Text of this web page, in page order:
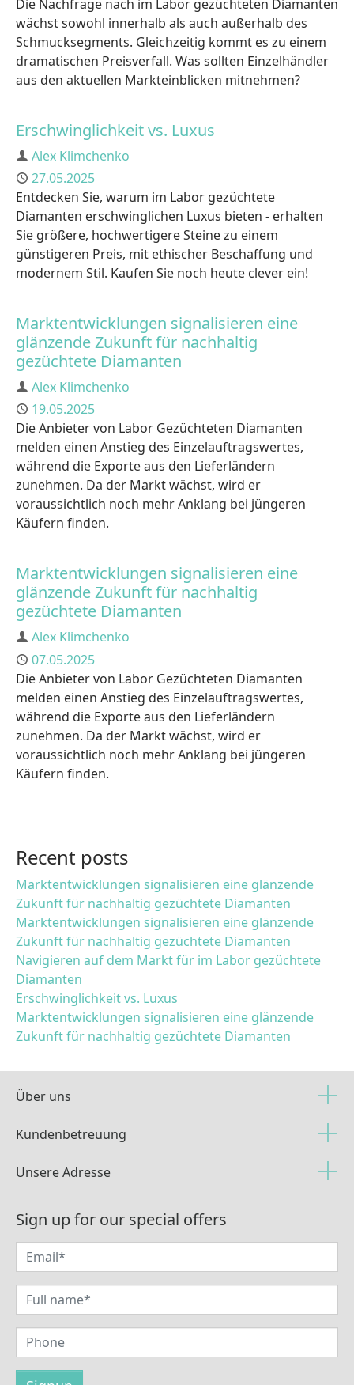
Die Nachfrage nach im Labor gezüchteten Diamanten
wächst sowohl innerhalb als auch außerhalb des
Schmucksegments. Gleichzeitig kommt es zu einem
dramatischen Preisverfall. Was sollten Einzelhändler
aus den aktuellen Markteinblicken mitnehmen?
Erschwinglichkeit vs. Luxus
Author
Alex Klimchenko
Published
27.05.2025
Entdecken Sie, warum im Labor gezüchtete
Diamanten erschwinglichen Luxus bieten - erhalten
Sie größere, hochwertigere Steine zu einem
günstigeren Preis, mit ethischer Beschaffung und
modernem Stil. Kaufen Sie noch heute clever ein!
Marktentwicklungen signalisieren eine
glänzende Zukunft für nachhaltig
gezüchtete Diamanten
Author
Alex Klimchenko
Published
19.05.2025
Die Anbieter von Labor Gezüchteten Diamanten
melden einen Anstieg des Einzelauftragswertes,
während die Exporte aus den Lieferländern
zunehmen. Da der Markt wächst, wird er
voraussichtlich noch mehr Anklang bei jüngeren
Käufern finden.
Marktentwicklungen signalisieren eine
glänzende Zukunft für nachhaltig
gezüchtete Diamanten
Author
Alex Klimchenko
Published
07.05.2025
Die Anbieter von Labor Gezüchteten Diamanten
melden einen Anstieg des Einzelauftragswertes,
während die Exporte aus den Lieferländern
zunehmen. Da der Markt wächst, wird er
voraussichtlich noch mehr Anklang bei jüngeren
Käufern finden.
Recent posts
Marktentwicklungen signalisieren eine glänzende
Zukunft für nachhaltig gezüchtete Diamanten
Marktentwicklungen signalisieren eine glänzende
Zukunft für nachhaltig gezüchtete Diamanten
Navigieren auf dem Markt für im Labor gezüchtete
Diamanten
Erschwinglichkeit vs. Luxus
Marktentwicklungen signalisieren eine glänzende
Zukunft für nachhaltig gezüchtete Diamanten
Über uns
Kundenbetreuung
Unsere Adresse
Sign up for our special offers